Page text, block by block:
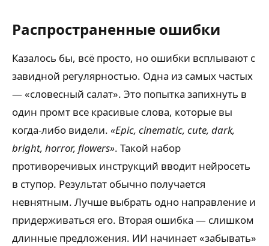
Распространенные ошибки
Казалось бы, всё просто, но ошибки всплывают с
завидной регулярностью. Одна из самых частых
— «словесный салат». Это попытка запихнуть в
один промт все красивые слова, которые вы
когда-либо видели. «Epic, cinematic, cute, dark,
bright, horror, flowers». Такой набор
противоречивых инструкций вводит нейросеть
в ступор. Результат обычно получается
невнятным. Лучше выбрать одно направление и
придерживаться его. Вторая ошибка — слишком
длинные предложения. ИИ начинает «забывать»